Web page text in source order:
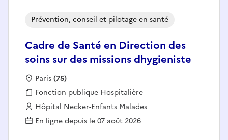
Cadre de Santé en Direction des
soins sur des missions dhygieniste
Prévention, conseil et pilotage en santé
Localisation :
Paris(75)
Fonction publique :
Fonction publique Hospitalière
Employeur :
Hôpital Necker-Enfants Malades
En ligne depuis le 07 août 2026